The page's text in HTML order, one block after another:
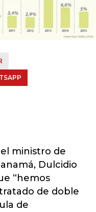
ministro de
Dulcidio
“hemos
de doble
de